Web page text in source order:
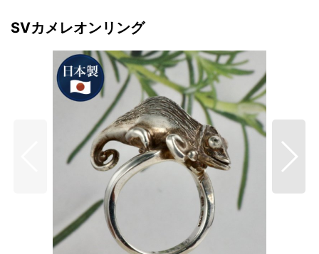
SVカメレオンリング